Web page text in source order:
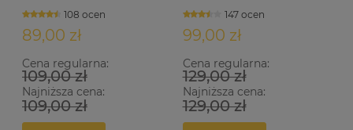
108 ocen
89,00 zł
Cena regularna:
109,00 zł
Najniższa cena:
109,00 zł
SNAPE-S147 ocen
99,00 zł
Cena regularna:
129,00 zł
Najniższa cena:
129,00 zł